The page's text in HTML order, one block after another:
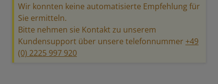
Wir konnten keine automatisierte Empfehlung für
Sie ermitteln.
Bitte nehmen sie Kontakt zu unserem
Kundensupport über unsere telefonnummer +49
(0) 2225 997 920